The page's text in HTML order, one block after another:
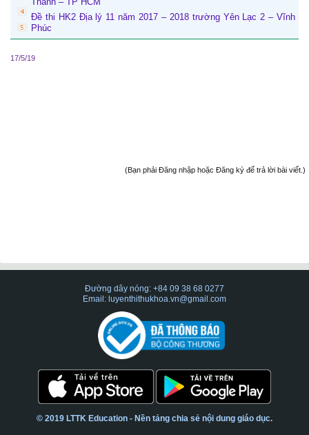
Đề thi HK2 Địa lý 11 năm 2017 – 2018 trường Yên Lạc 2 – Vĩnh
Phúc
17/5/19
(Bạn phải Đăng nhập hoặc Đăng ký để trả lời bài viết.)
Đường dây nóng: +84 09 38 68 0277
Email: luyenthithukhoa.vn@gmail.com
© 2019 LTTK Education - Nền tảng chia sẻ nội dung giáo dục.